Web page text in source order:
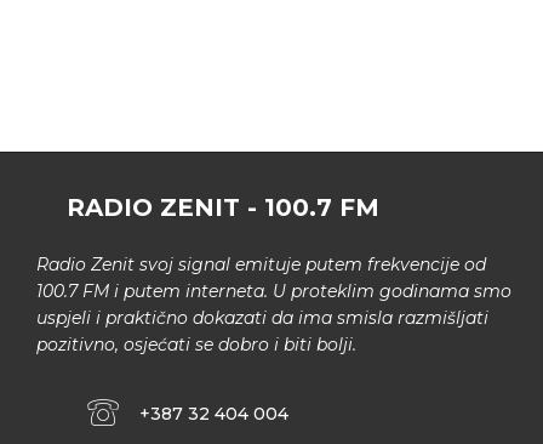
RADIO ZENIT - 100.7 FM
Radio Zenit svoj signal emituje putem frekvencije od
100.7 FM i putem interneta. U proteklim godinama smo
uspjeli i praktično dokazati da ima smisla razmišljati
pozitivno, osjećati se dobro i biti bolji.
+387 32 404 004